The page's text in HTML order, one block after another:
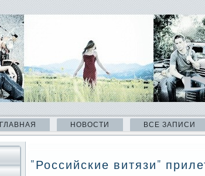
ГЛАВНАЯ НОВОСТИ ВСЕ ЗАПИСИ
"Российские витязи"